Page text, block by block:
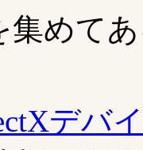
集めて
デバ